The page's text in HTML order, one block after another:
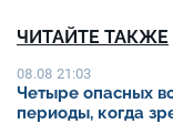
ЧИТАЙТЕ ТАКЖЕ
08.08 21:03
Четыре опасных
периоды, когда